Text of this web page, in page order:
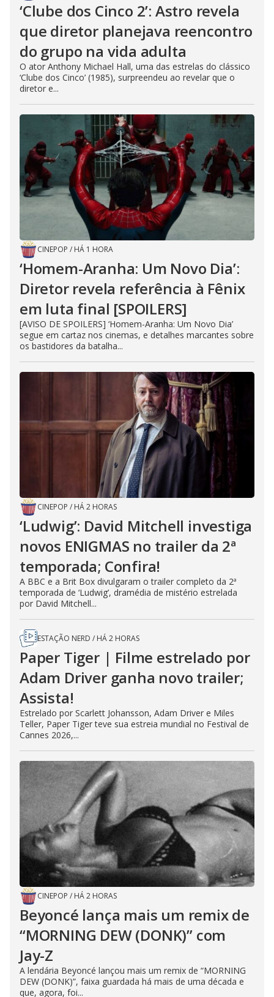
‘Clube dos Cinco 2’: Astro revela
que diretor planejava reencontro
do grupo na vida adulta
O ator Anthony Michael Hall, uma das estrelas do clássico
‘Clube dos Cinco’ (1985), surpreendeu ao revelar que o
diretor e...
CINEPOP / HÁ 1 HORA
‘Homem-Aranha: Um Novo Dia’:
Diretor revela referência à Fênix
em luta final [SPOILERS]
[AVISO DE SPOILERS] ‘Homem-Aranha: Um Novo Dia’
segue em cartaz nos cinemas, e detalhes marcantes sobre
os bastidores da batalha...
CINEPOP / HÁ 2 HORAS
‘Ludwig’: David Mitchell investiga
novos ENIGMAS no trailer da 2ª
temporada; Confira!
A BBC e a Brit Box divulgaram o trailer completo da 2ª
temporada de ‘Ludwig’, dramédia de mistério estrelada
por David Mitchell...
ESTAÇÃO NERD / HÁ 2 HORAS
Paper Tiger | Filme estrelado por
Adam Driver ganha novo trailer;
Assista!
Estrelado por Scarlett Johansson, Adam Driver e Miles
Teller, Paper Tiger teve sua estreia mundial no Festival de
Cannes 2026,...
CINEPOP / HÁ 2 HORAS
Beyoncé lança mais um remix de
“MORNING DEW (DONK)” com
Jay-Z
A lendária Beyoncé lançou mais um remix de “MORNING
DEW (DONK)”, faixa guardada há mais de uma década e
que, agora, foi...